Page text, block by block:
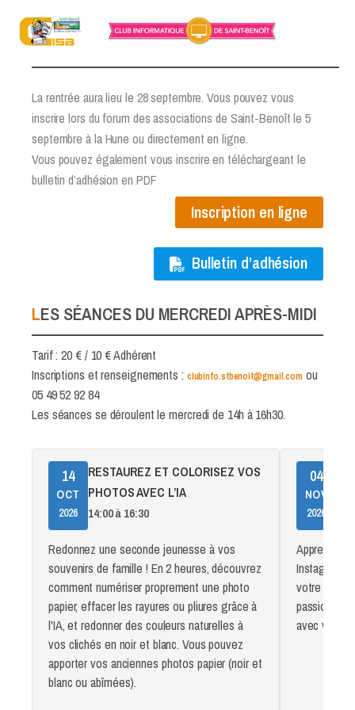
contenuINSCRIPTION 2026-2027
La rentrée aura lieu le 28 septembre. Vous pouvez vous
inscrire lors du forum des associations de Saint-Benoît le 5
septembre à la Hune ou directement en ligne.
Vous pouvez également vous inscrire en téléchargeant le
bulletin d’adhésion en PDF
Inscription en ligne
Bulletin d’adhésion
LES SÉANCES DU MERCREDI APRÈS-MIDI
Tarif : 20 € / 10 € Adhérent
Inscriptions et renseignements : clubinfo.stbenoit@gmail.com ou
05 49 52 92 84
Les séances se déroulent le mercredi de 14h à 16h30.
14
OCT
2026
RESTAUREZ ET COLORISEZ VOS
PHOTOS AVEC L’IA
14:00 à 16:30
Redonnez une seconde jeunesse à vos
souvenirs de famille ! En 2 heures, découvrez
comment numériser proprement une photo
papier, effacer les rayures ou pliures grâce à
l'IA, et redonner des couleurs naturelles à
vos clichés en noir et blanc. Vous pouvez
apporter vos anciennes photos papier (noir et
blanc ou abîmées).
04
NOV
2026
Apprenez à
Instagram.
votre profil,
passions,
avec vos